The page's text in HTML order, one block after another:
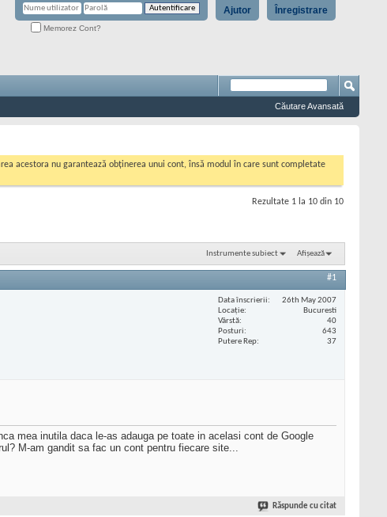
Înregistrare
Ajutor
Memorez Cont?
Căutare Avansată
acestora nu garantează obținerea unui cont, însă modul în care sunt completate
Rezultate 1 la 10 din 10
Instrumente subiect Afișează
#1
Data înscrierii
26th May 2007
Locaţie
Bucuresti
Vârstă
40
Posturi
643
Putere Rep
37
mea inutila daca le-as adauga pe toate in acelasi cont de Google
M-am gandit sa fac un cont pentru fiecare site...
Răspunde cu citat